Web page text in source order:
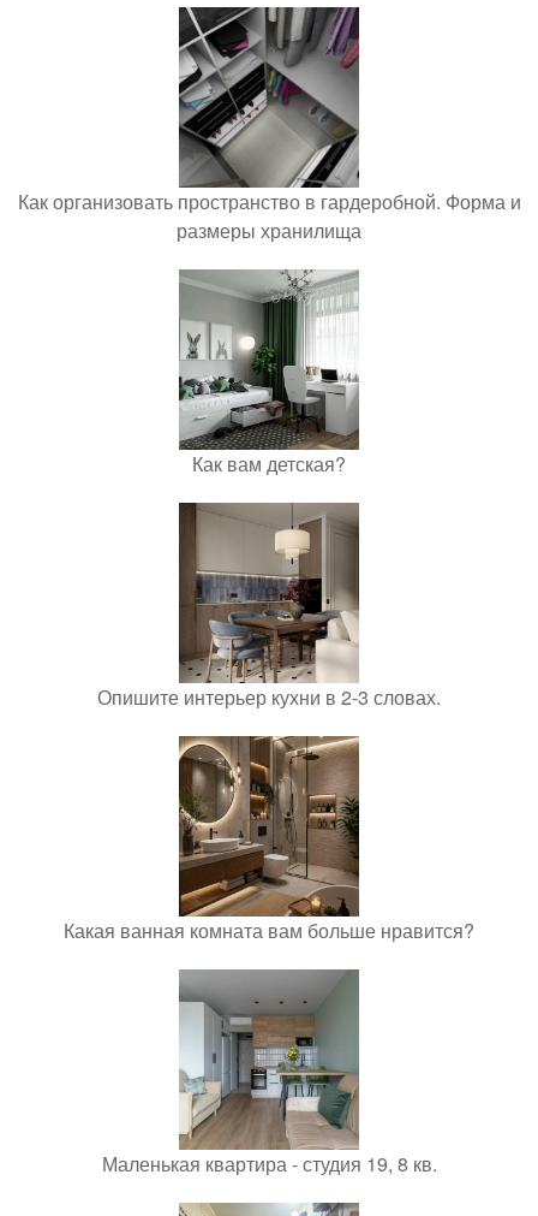
Как организовать пространство в гардеробной. Форма и
размеры хранилища
Как вам детская?
Опишите интерьер кухни в 2-3 словах.
Какая ванная комната вам больше нравится?
Маленькая квартира - студия 19, 8 кв.